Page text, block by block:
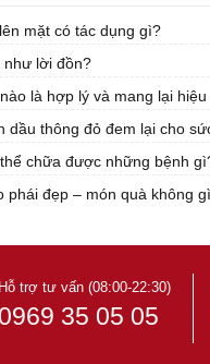
mặt có tác dụng gì?
như lời đồn?
là hợp lý và mang lại
thông đỏ đem lại cho
chữa được những bệnh
phái đẹp – món quà không
Hỗ trợ tư vấn (08:00-22:30)
0969 35 05 05